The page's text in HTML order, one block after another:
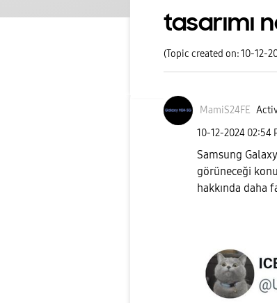
tasarımı
(Topic created on: 10-12-
MamiS24FE
‎10-12-2024 02:54
Samsung
görüneceği
hakkında daha